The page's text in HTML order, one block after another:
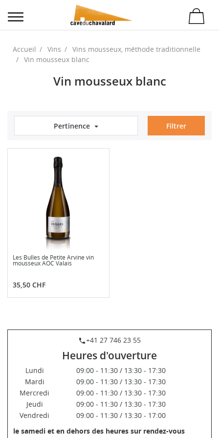
Accueil Vins
Vins mousseux, méthode traditionnelle
Vin mousseux blanc
Vin mousseux blanc
Pertinence Filtrer
Les Bulles de Petite Arvine vin
mousseux AOC Valais
Prix
35,50 CHF
phone+41 27 746 23 55
Heures d'ouverture
Lundi
09:00 - 11:30 / 13:30 - 17:30
Mardi
09:00 - 11:30 / 13:30 - 17:30
Mercredi
09:00 - 11:30 / 13:30 - 17:30
Jeudi
09:00 - 11:30 / 13:30 - 17:30
Vendredi
09:00 - 11:30 / 13:30 - 17:00
le samedi et en dehors des heures sur rendez-vous